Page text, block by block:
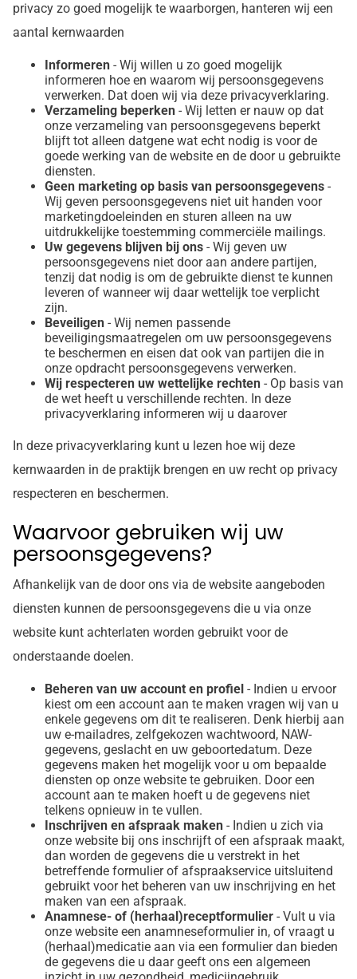
privacy zo goed mogelijk te waarborgen, hanteren wij een
aantal kernwaarden
Informeren - Wij willen u zo goed mogelijk
informeren hoe en waarom wij persoonsgegevens
verwerken. Dat doen wij via deze privacyverklaring.
Verzameling beperken - Wij letten er nauw op dat
onze verzameling van persoonsgegevens beperkt
blijft tot alleen datgene wat echt nodig is voor de
goede werking van de website en de door u gebruikte
diensten.
Geen marketing op basis van persoonsgegevens -
Wij geven persoonsgegevens niet uit handen voor
marketingdoeleinden en sturen alleen na uw
uitdrukkelijke toestemming commerciële mailings.
Uw gegevens blijven bij ons - Wij geven uw
persoonsgegevens niet door aan andere partijen,
tenzij dat nodig is om de gebruikte dienst te kunnen
leveren of wanneer wij daar wettelijk toe verplicht
zijn.
Beveiligen - Wij nemen passende
beveiligingsmaatregelen om uw persoonsgegevens
te beschermen en eisen dat ook van partijen die in
onze opdracht persoonsgegevens verwerken.
Wij respecteren uw wettelijke rechten - Op basis van
de wet heeft u verschillende rechten. In deze
privacyverklaring informeren wij u daarover
In deze privacyverklaring kunt u lezen hoe wij deze
kernwaarden in de praktijk brengen en uw recht op privacy
respecteren en beschermen.
Waarvoor gebruiken wij uw
persoonsgegevens?
Afhankelijk van de door ons via de website aangeboden
diensten kunnen de persoonsgegevens die u via onze
website kunt achterlaten worden gebruikt voor de
onderstaande doelen.
Beheren van uw account en profiel - Indien u ervoor
kiest om een account aan te maken vragen wij van u
enkele gegevens om dit te realiseren. Denk hierbij aan
uw e-mailadres, zelfgekozen wachtwoord, NAW-
gegevens, geslacht en uw geboortedatum. Deze
gegevens maken het mogelijk voor u om bepaalde
diensten op onze website te gebruiken. Door een
account aan te maken hoeft u de gegevens niet
telkens opnieuw in te vullen.
Inschrijven en afspraak maken - Indien u zich via
onze website bij ons inschrijft of een afspraak maakt,
dan worden de gegevens die u verstrekt in het
betreffende formulier of afspraakservice uitsluitend
gebruikt voor het beheren van uw inschrijving en het
maken van een afspraak.
Anamnese- of (herhaal)receptformulier - Vult u via
onze website een anamneseformulier in, of vraagt u
(herhaal)medicatie aan via een formulier dan bieden
de gegevens die u daar geeft ons een algemeen